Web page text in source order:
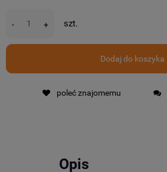
- + szt.
Dodaj do koszyka
poleć znajomemu
Opis